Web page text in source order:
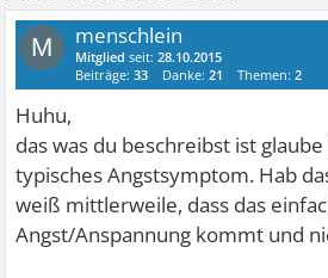
M menschlein
Mitglied seit:28.10.2015
Beiträge:33 Danke:21 Themen:2
Huhu,
das was du beschreibst ist
typisches Angstsymptom. Hab
weiß mittlerweile, dass das
Angst/Anspannung kommt und